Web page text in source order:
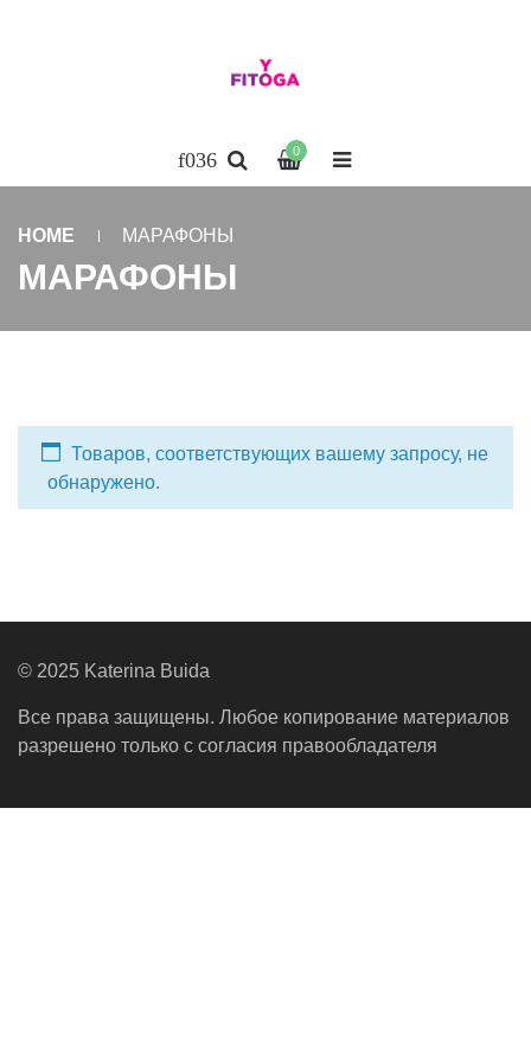
0
HOME МАРАФОНЫ
МАРАФОНЫ
Товаров, соответствующих вашему запросу, не
обнаружено.
© 2025 Katerina Buida
Все права защищены. Любое копирование материалов
разрешено только с согласия правообладателя